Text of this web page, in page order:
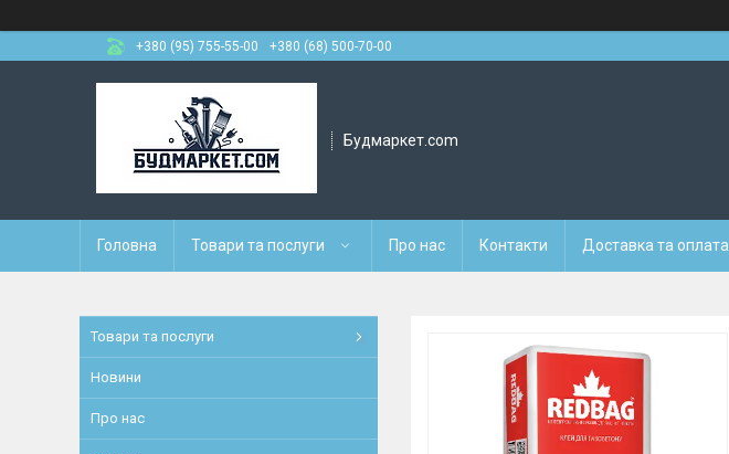
+380 (95) 755-55-00
+380 (68) 500-70-00
Будмаркет.com
Головна Товари та послуги Про нас Контакти Доставка та оплата
Товари та послуги
Новини
Про нас